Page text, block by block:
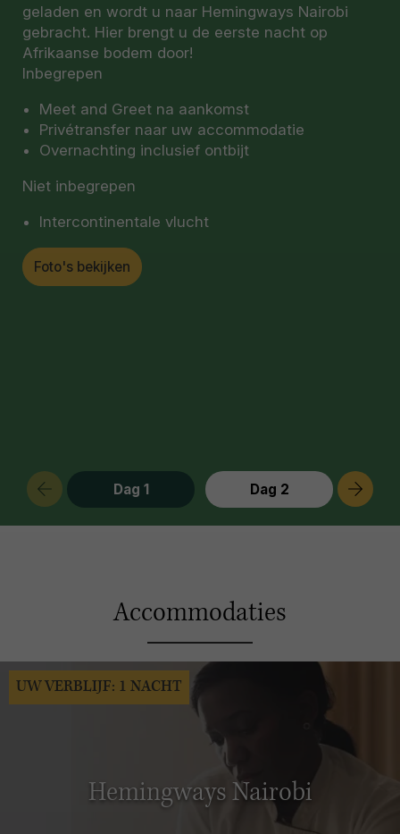
Dag 1 Dag 2
geladen en wordt u naar Hemingways Nairobi
gebracht. Hier brengt u de eerste nacht op
Afrikaanse bodem door!
Inbegrepen
Meet and Greet na aankomst
Privétransfer naar uw accommodatie
Overnachting inclusief ontbijt
Niet inbegrepen
Intercontinentale vlucht
Foto's bekijken
Accommodaties
Hemingways Nairobi
UW VERBLIJF: 1 NACHT